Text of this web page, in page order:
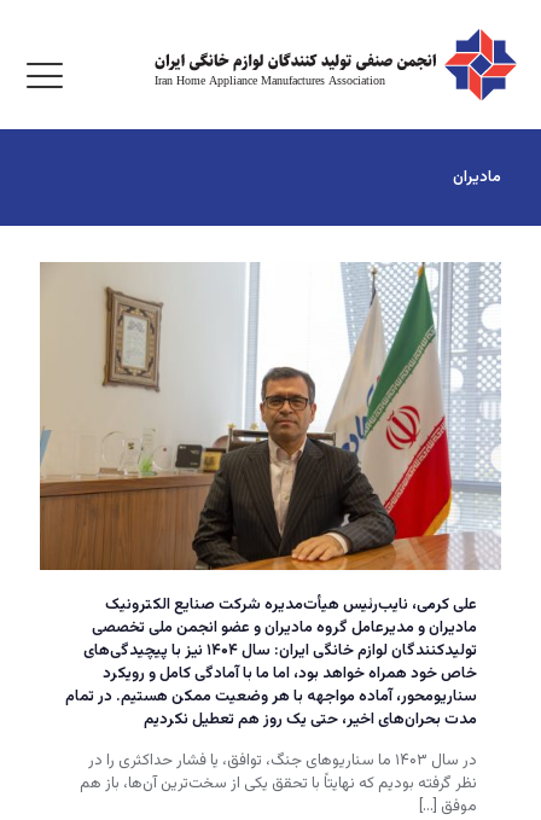
مادیران
علی کرمی، نایب‌رئیس هیأت‌مدیره شرکت صنایع الکترونیک
مادیران و مدیرعامل گروه مادیران و عضو انجمن ملی تخصصی
تولیدکنندگان لوازم خانگی ایران: سال ۱۴۰۴ نیز با پیچیدگی‌های
خاص خود همراه خواهد بود، اما ما با آمادگی کامل و رویکرد
سناریومحور، آماده مواجهه با هر وضعیت ممکن هستیم. در تمام
مدت بحران‌های اخیر، حتی یک روز هم تعطیل نکردیم
در سال ۱۴۰۳ ما سناریوهای جنگ، توافق، یا فشار حداکثری را در
نظر گرفته بودیم که نهایتاً با تحقق یکی از سخت‌ترین آن‌ها، باز هم
موفق […]